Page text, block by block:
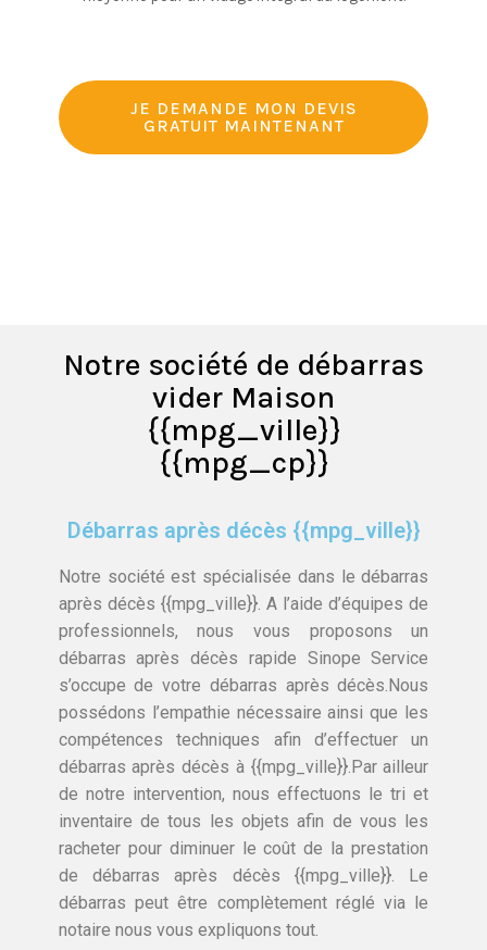
JE DEMANDE MON DEVIS
GRATUIT MAINTENANT
Notre société de débarras
vider Maison
{{mpg_ville}}
{{mpg_cp}}
Débarras après décès {{mpg_ville}}
Notre société est spécialisée dans le débarras
après décès {{mpg_ville}}. A l’aide d’équipes de
professionnels, nous vous proposons un
débarras après décès rapide Sinope Service
s’occupe de votre débarras après décès.Nous
possédons l’empathie nécessaire ainsi que les
compétences techniques afin d’effectuer un
débarras après décès à {{mpg_ville}}.Par ailleur
de notre intervention, nous effectuons le tri et
inventaire de tous les objets afin de vous les
racheter pour diminuer le coût de la prestation
de débarras après décès {{mpg_ville}}. Le
débarras peut être complètement réglé via le
notaire nous vous expliquons tout.